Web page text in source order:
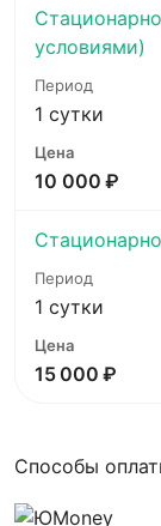
условиями)
1 сутки
10 000 ₽
1 сутки
15 000 ₽
Способы